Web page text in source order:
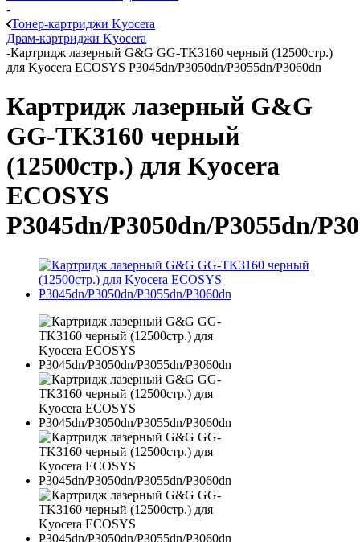
-
Тонер-картриджи Kyocera
Драм-картриджи Kyocera
-Картридж лазерный G&G GG-TK3160 черный (12500стр.)
для Kyocera ECOSYS P3045dn/P3050dn/P3055dn/P3060dn
Картридж лазерный G&G
GG-TK3160 черный
(12500стр.) для Kyocera
ECOSYS
P3045dn/P3050dn/P3055dn/